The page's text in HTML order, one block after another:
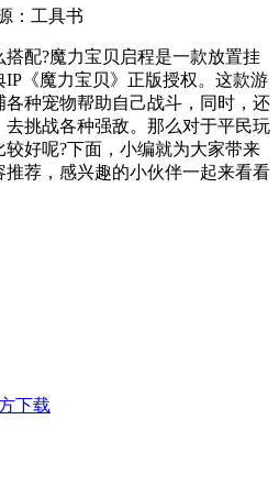
：工具书
配?魔力宝贝启程是一款放置挂
《魔力宝贝》正版授权。这款游
种宠物帮助自己战斗，同时，还
挑战各种强敌。那么对于平民玩
好呢?下面，小编就为大家带来
荐，感兴趣的小伙伴一起来看看
下载